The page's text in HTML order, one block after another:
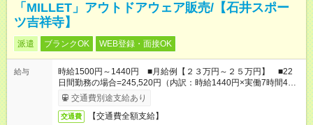
「MILLET」アウトドアウェア販売/【石井スポー
ツ吉祥寺】
派遣 ブランクOK WEB登録・面接OK
給与
時給1500円～1440円 ■月給例【２３万円～２５万円】 ■22
日間勤務の場合=245,520円（内訳：時給1440円×実働7時間45
分×22日) +残業代（1.25倍：残業代は1分単位で支給）
交通費別途支給あり
交通費 【交通費全額支給】